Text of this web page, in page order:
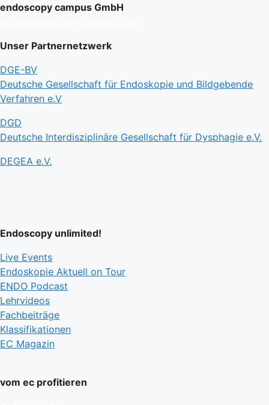
endoscopy campus GmbH
Unser Partnernetzwerk
DGE-BV
Deutsche Gesellschaft für Endoskopie und Bildgebende
Verfahren e.V
DGD
Deutsche Interdisziplinäre Gesellschaft für Dysphagie e.V.
DEGEA e.V.
Endoscopy unlimited!
Live Events
Endoskopie Aktuell on Tour
ENDO Podcast
Lehrvideos
Fachbeiträge
Klassifikationen
EC Magazin
vom ec profitieren